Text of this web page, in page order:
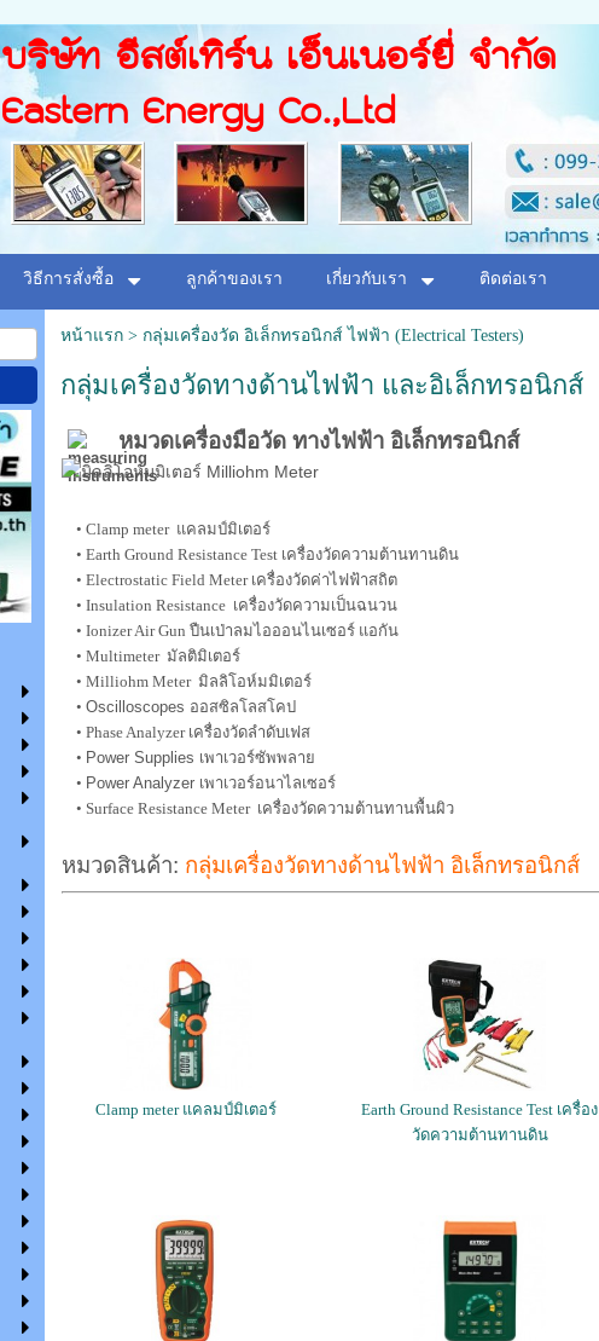
บริษัท อีสต์เทิร์น เอ็นเนอร์ยี่ จำกัด
Eastern Energy Co.,Ltd
วิธีการสั่งซื้อ ลูกค้าของเรา เกี่ยวกับเรา ติดต่อเรา
หน้าแรก> กลุ่มเครื่องวัด อิเล็กทรอนิกส์ ไฟฟ้า (Electrical Testers)
กลุ่มเครื่องวัดทางด้านไฟฟ้า และอิเล็กทรอนิกส์
หมวดเครื่องมือวัด ทางไฟฟ้า อิเล็กทรอนิกส์
• Clamp meter แคลมป์มิเตอร์
• Earth Ground Resistance Test เครื่องวัดความต้านทานดิน
• Electrostatic Field Meter เครื่องวัดค่าไฟฟ้าสถิต
• Insulation Resistance เครื่องวัดความเป็นฉนวน
• Ionizer Air Gun ปืนเป่าลมไอออนไนเซอร์ แอกัน
• Multimeter มัลติมิเตอร์
• Milliohm Meter มิลลิโอห์มมิเตอร์
• Oscilloscopes ออสซิลโลสโคป
• Phase Analyzer เครื่องวัดลำดับเฟส
• Power Supplies เพาเวอร์ซัพพลาย
• Power Analyzer เพาเวอร์อนาไลเซอร์
• Surface Resistance Meter เครื่องวัดความต้านทานพื้นผิว
หมวดสินค้า: กลุ่มเครื่องวัดทางด้านไฟฟ้า อิเล็กทรอนิกส์
Clamp meter แคลมป์มิเตอร์
Earth Ground Resistance Test เครื่อง
วัดความต้านทานดิน